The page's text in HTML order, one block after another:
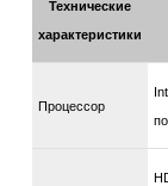
Технические
характеристики
Процессор